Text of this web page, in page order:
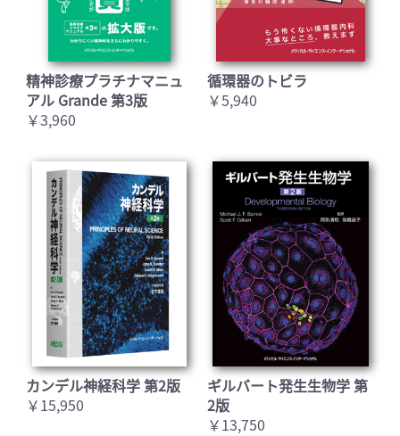
精神診療プラチナマニュ
アル Grande 第3版
￥3,960
循環器のトビラ
￥5,940
カンデル神経科学 第2版
￥15,950
ギルバート発生生物学 第
2版
￥13,750